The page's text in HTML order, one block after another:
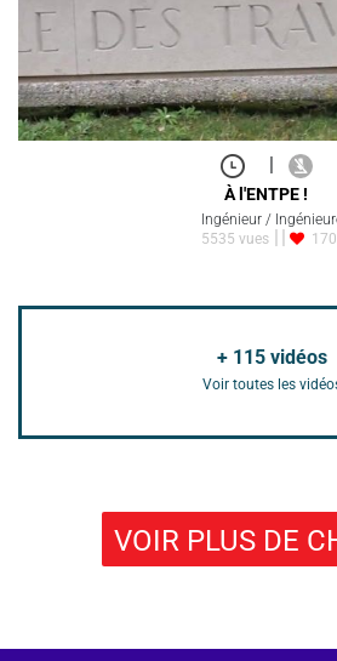
À l'ENTPE !
Ingénieur /
5535 vues
170
+ 115vidéos
Voir toutes les
VOIR PLUS DE